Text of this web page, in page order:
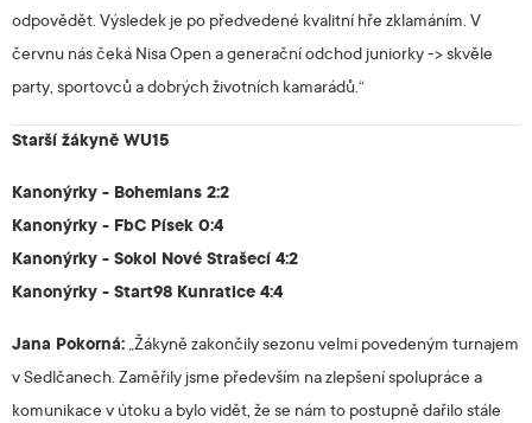
odpovědět. Výsledek je po předvedené kvalitní hře zklamáním. V
červnu nás čeká Nisa Open a generační odchod juniorky -> skvěle
party, sportovců a dobrých životních kamarádů.“
Starší žákyně WU15
Kanonýrky - Bohemians 2:2
Kanonýrky - FbC Písek 0:4
Kanonýrky - Sokol Nové Strašecí 4:2
Kanonýrky - Start98 Kunratice 4:4
Jana Pokorná:„Žákyně zakončily sezonu velmi povedeným turnajem
v Sedlčanech. Zaměřily jsme především na zlepšení spolupráce a
komunikace v útoku a bylo vidět, že se nám to postupně dařilo stále